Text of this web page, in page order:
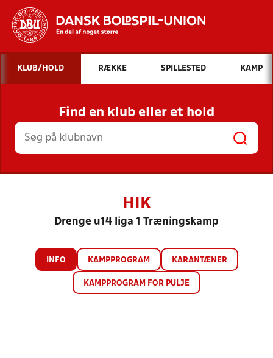
Hvad vil du søge efter?
INDHOLD OG NYHEDER
STILLINGER, RESULTATER, KLUBBER OG
HOLD
KLUB/HOLD RÆKKE SPILLESTED KAMP
Find en klub eller et hold
HIK
Drenge u14 liga 1 Træningskamp
INFO KAMPPROGRAM KARANTÆNER
KAMPPROGRAM FOR PULJE